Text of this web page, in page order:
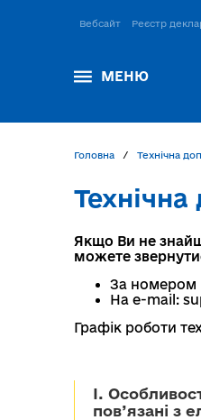
Вебсайт Реєстр
МЕНЮ
Головна Технічна
Якщо Ви не
можете
За номером
На e-mail:
Графік роботи
I.
пов’язані з